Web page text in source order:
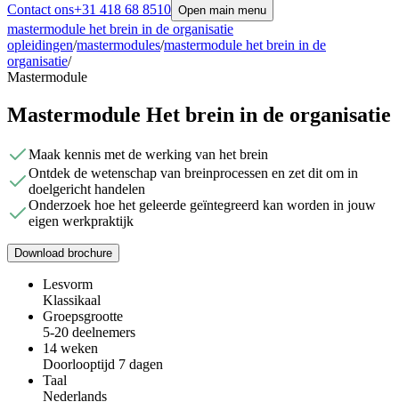
Contact ons+31 418 68 8510 Open main menu
mastermodule het brein in de organisatie
opleidingen/mastermodules/mastermodule het brein in de
organisatie/
Mastermodule
Mastermodule Het brein in de organisatie
Maak kennis met de werking van het brein
Ontdek de wetenschap van breinprocessen en zet dit om in
doelgericht handelen
Onderzoek hoe het geleerde geïntegreerd kan worden in jouw
eigen werkpraktijk
Download brochure
Lesvorm
Klassikaal
Groepsgrootte
5-20 deelnemers
14 weken
Doorlooptijd 7 dagen
Taal
Nederlands